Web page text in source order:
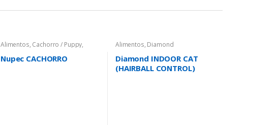
Alimentos, Cachorro / Puppy,
Nupec CACHORRO
Alimentos, Diamond
Diamond INDOOR CAT
(HAIRBALL CONTROL)